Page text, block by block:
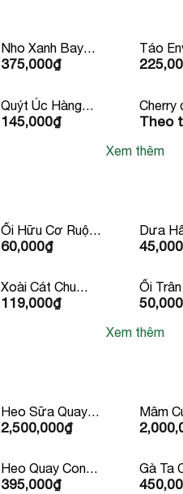
Nho Xanh Bay
Úc/ Mỹ
375,000₫
Táo
Quýt Úc Hàng
Bay Iron
145,000₫
Cherry
Canada
Theo
Xem thêm
Ổi Hữu Cơ Ruột
Trắng
60,000₫
Dưa
Hạt
45,000
Xoài Cát Chu
Vàng
119,000₫
Ổi
Ruột
50,000
Xem thêm
Heo Sữa Quay
Trên 5Kg
2,500,000₫
Mâm
Phát
Heo Quay Con
Lớn 10kg Trở
395,000₫
Gà Ta
Sẵn